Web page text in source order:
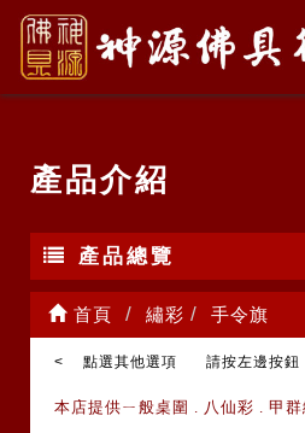
產品介紹
產品總覽
首頁 繡彩 手令旗
< 點選其他選項 請按左邊按
本店提供ㄧ般桌圍 . 八仙彩 . 甲